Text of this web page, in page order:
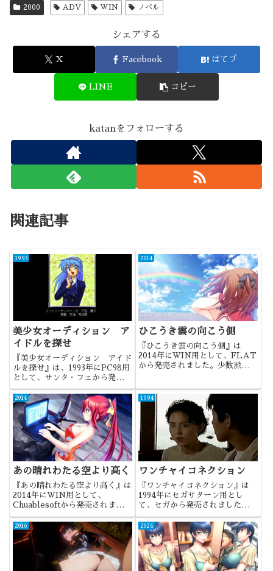
2000 ADV WIN ノベル
シェアする
X Facebook はてブ
LINE コピー
katanをフォローする
関連記事
1993
美少女オーディション ア
イドルを探せ
『美少女オーディション アイド
ルを探せ』は、1993年にPC98用
として、サンタ・フェから発売さ
れました。オーディションの審査
員となって、３２人の女の子か
ら、いろんなことを聞き出してし
まおうという作品でした。
2014
ひこうき雲の向こう側
『ひこうき雲の向こう側』は
2014年にWIN用として、FLAT
から発売されました。少数派かも
2014
あの晴れわたる空より高く
『あの晴れわたる空より高く』は
2014年にWIN用として、
Chuablesoftから発売されまし
り、ラノベの延長としてなら良い
のかなと。
1994
ワンチャイコネクション
『ワンチャイコネクション』は
1994年にセガサターン用とし
て、セガから発売されました。決
の常連でしたね。
2016 2024